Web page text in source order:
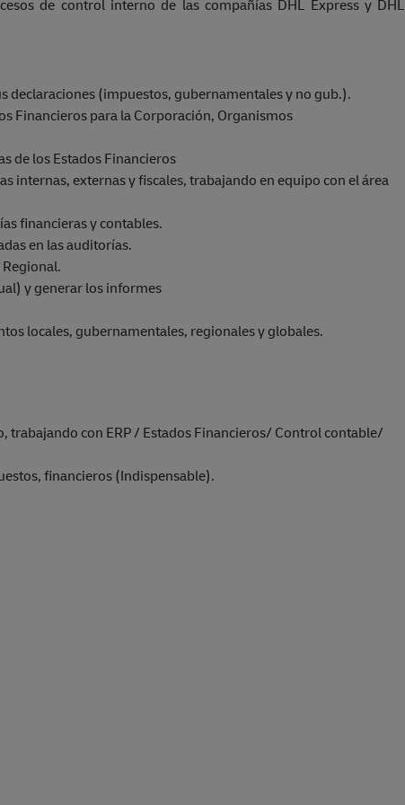
de control interno de las compañías DHL Express y DHL
declaraciones (impuestos, gubernamentales y no gub.).
Financieros para la Corporación, Organismos
de los Estados Financieros
internas, externas y fiscales, trabajando en equipo con el área
financieras y contables.
en las auditorías.
y generar los informes
locales, gubernamentales, regionales y globales.
trabajando con ERP / Estados Financieros/ Control contable/
financieros (Indispensable).